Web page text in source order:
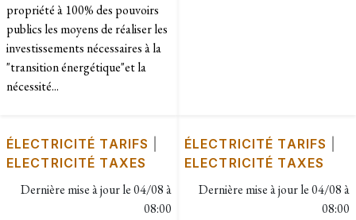
propriété à 100% des pouvoirs
publics les moyens de réaliser les
investissements nécessaires à la
"transition énergétique"et la
nécessité...
ÉLECTRICITÉ TARIFS
ELECTRICITÉ TAXES
Dernière mise à jour le04/08 à
08:00
ÉLECTRICITÉ TARIFS
ELECTRICITÉ TAXES
Dernière mise à jour le04/08 à
08:00